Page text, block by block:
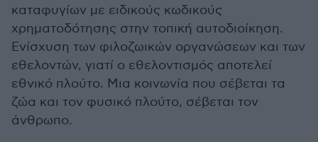
καταφυγίων με ειδικούς κωδικούς
χρηματοδότησης στην τοπική αυτοδιοίκηση.
Ενίσχυση των φιλοζωικών οργανώσεων και των
εθελοντών, γιατί ο εθελοντισμός αποτελεί
εθνικό πλούτο. Μια κοινωνία που σέβεται τα
ζώα και τον φυσικό πλούτο, σέβεται τον
άνθρωπο.